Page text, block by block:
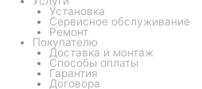
Установка
Сервисное обслуживание
Ремонт
Покупателю
Доставка и монтаж
Способы оплаты
Гарантия
Договора